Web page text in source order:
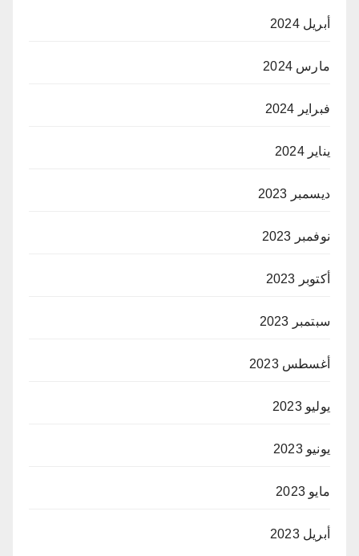
أبريل 2024
مارس 2024
فبراير 2024
يناير 2024
ديسمبر 2023
نوفمبر 2023
أكتوبر 2023
سبتمبر 2023
أغسطس 2023
يوليو 2023
يونيو 2023
مايو 2023
أبريل 2023